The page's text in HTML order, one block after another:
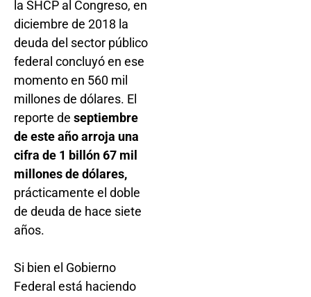
la SHCP al Congreso, en
diciembre de 2018 la
deuda del sector público
federal concluyó en ese
momento en 560 mil
millones de dólares. El
reporte de septiembre
de este año arroja una
cifra de 1 billón 67 mil
millones de dólares,
prácticamente el doble
de deuda de hace siete
años.
Si bien el Gobierno
Federal está haciendo